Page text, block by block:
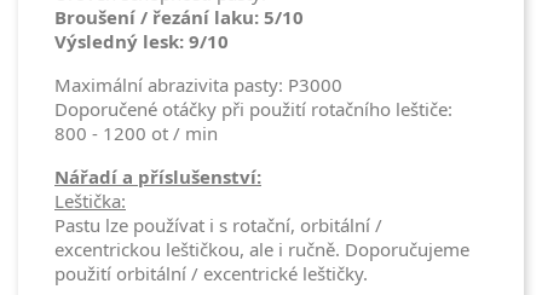
Broušení / řezání laku: 5/10
Výsledný lesk: 9/10
Maximální abrazivita pasty: P3000
Doporučené otáčky při použití rotačního leštiče:
800 - 1200 ot / min
Nářadí a příslušenství:
Leštička:
Pastu lze používat i s rotační, orbitální /
excentrickou leštičkou, ale i ručně. Doporučujeme
použití orbitální / excentrické leštičky.